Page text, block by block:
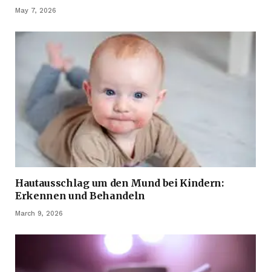
May 7, 2026
Hautausschlag um den Mund bei Kindern:
Erkennen und Behandeln
March 9, 2026